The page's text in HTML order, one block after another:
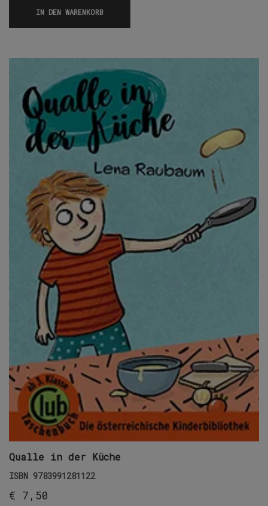
IN DEN WARENKORB
Qualle in der Küche
ISBN 9783991281122
€ 7,50